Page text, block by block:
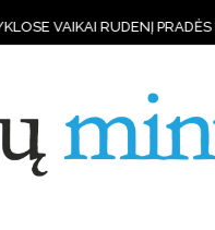
MOKYTIS VALDYTI DRONUS